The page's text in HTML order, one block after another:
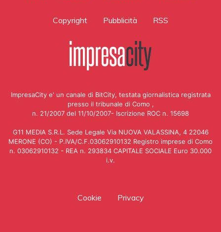
Copyright Pubblicità RSS
ImpresaCity e' un canale di BitCity, testata giornalistica registrata
presso il tribunale di Como ,
n. 21/2007 del 11/10/2007- Iscrizione ROC n. 15698
G11 MEDIA S.R.L. Sede Legale Via NUOVA VALASSINA, 4 22046
MERONE (CO) - P.IVA/C.F.03062910132 Registro imprese di Como
n. 03062910132 - REA n. 293834 CAPITALE SOCIALE Euro 30.000
i.v.
Cookie Privacy